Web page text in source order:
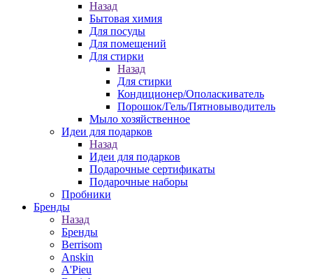
Назад
Бытовая химия
Для посуды
Для помещений
Для стирки
Назад
Для стирки
Кондиционер/Ополаскиватель
Порошок/Гель/Пятновыводитель
Мыло хозяйственное
Идеи для подарков
Назад
Идеи для подарков
Подарочные сертификаты
Подарочные наборы
Пробники
Бренды
Назад
Бренды
Berrisom
Anskin
A'Pieu